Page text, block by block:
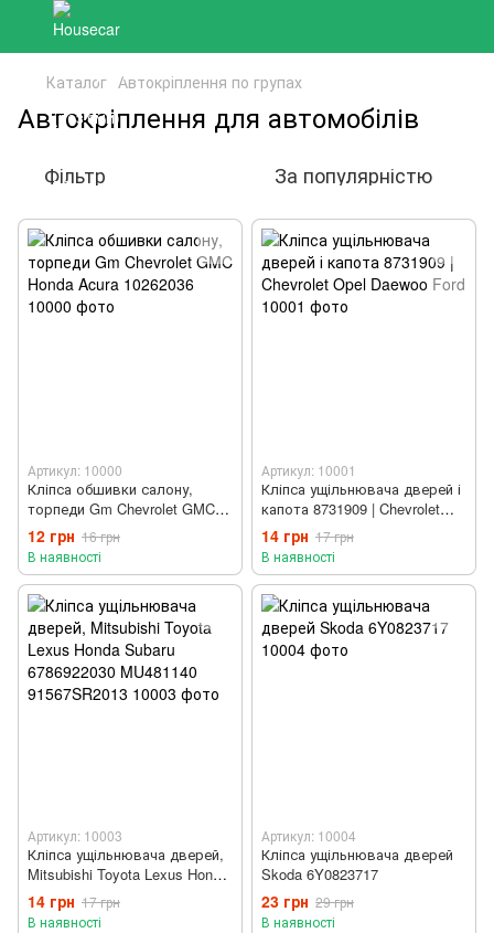
Каталог Автокріплення по групах
Автокріплення для автомобілів
Фільтр За популярністю
Артикул: 10000
Кліпса обшивки салону,
торпеди Gm Chevrolet GMC
Honda Acura 10262036
12 грн 16 грн
В наявності
Артикул: 10001
Кліпса ущільнювача дверей і
капота 8731909 | Chevrolet
Opel Daewoo Ford
14 грн 17 грн
В наявності
Артикул: 10003
Кліпса ущільнювача дверей,
Mitsubishi Toyota Lexus Honda
Subaru 6786922030 MU481140
91567SR2013
14 грн 17 грн
В наявності
Артикул: 10004
Кліпса ущільнювача дверей
Skoda 6Y0823717
23 грн 29 грн
В наявності